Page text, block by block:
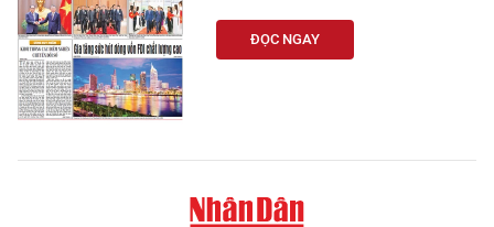
ĐỌC NGAY